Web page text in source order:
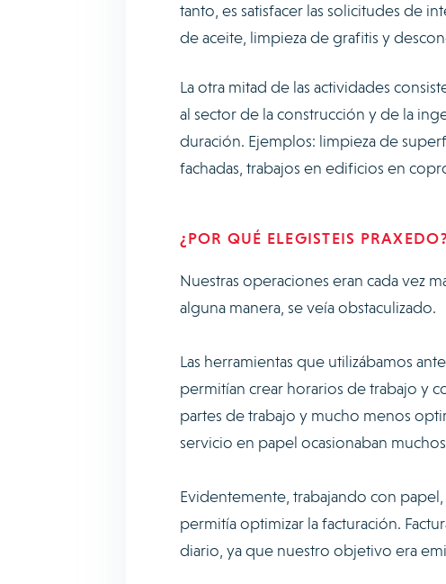
tanto, es satisfacer las solicitudes de
de aceite, limpieza de grafitis y
La otra mitad de las actividades
al sector de la construcción y de la
duración. Ejemplos: limpieza de
fachadas, trabajos en edificios en
¿POR QUÉ ELEGISTEIS
Nuestras operaciones eran cada vez
alguna manera, se veía obstaculizado.
Las herramientas que utilizábamos
permitían crear horarios de trabajo y
partes de trabajo y mucho menos
servicio en papel ocasionaban
Evidentemente, trabajando con
permitía optimizar la facturación.
diario, ya que nuestro objetivo era